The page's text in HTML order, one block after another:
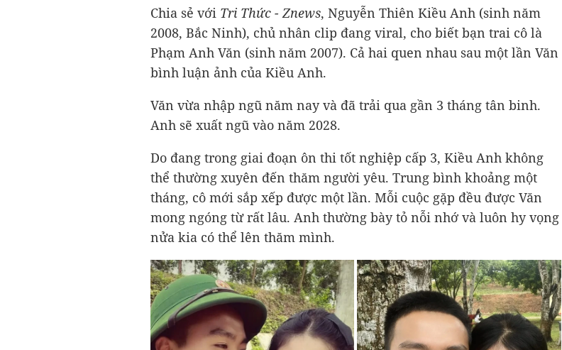
Chia sẻ với Tri Thức - Znews, Nguyễn Thiên Kiều Anh (sinh năm
2008, Bắc Ninh), chủ nhân clip đang viral, cho biết bạn trai cô là
Phạm Anh Văn (sinh năm 2007). Cả hai quen nhau sau một lần Văn
bình luận ảnh của Kiều Anh.
Văn vừa nhập ngũ năm nay và đã trải qua gần 3 tháng tân binh.
Anh sẽ xuất ngũ vào năm 2028.
Do đang trong giai đoạn ôn thi tốt nghiệp cấp 3, Kiều Anh không
thể thường xuyên đến thăm người yêu. Trung bình khoảng một
tháng, cô mới sắp xếp được một lần. Mỗi cuộc gặp đều được Văn
mong ngóng từ rất lâu. Anh thường bày tỏ nỗi nhớ và luôn hy vọng
nửa kia có thể lên thăm mình.